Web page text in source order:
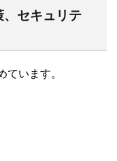
セキュリテ
ています。